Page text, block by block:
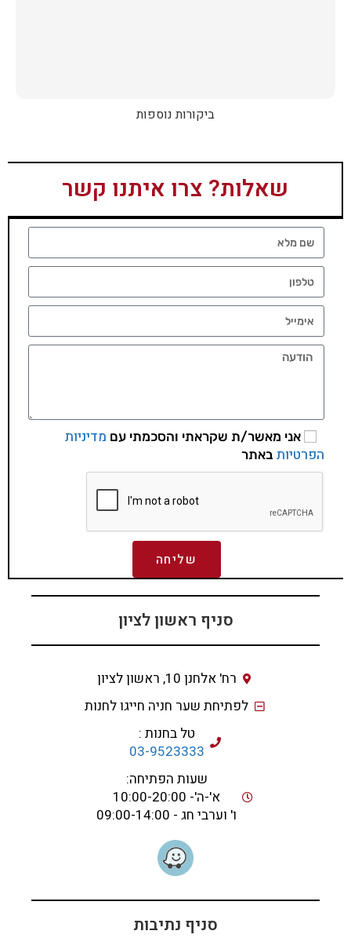
ביקורות נוספות
שאלות? צרו איתנו קשר
אני מאשר/ת שקראתי והסכמתי עם מדיניות
הפרטיות באתר
שליחה
סניף ראשון לציון
רח' אלחנן 10, ראשון לציון
לפתיחת שער חניה חייגו לחנות
טל בחנות :
03-9523333
שעות הפתיחה:
א'-ה'- 10:00-20:00
ו' וערבי חג - 09:00-14:00
סניף נתיבות